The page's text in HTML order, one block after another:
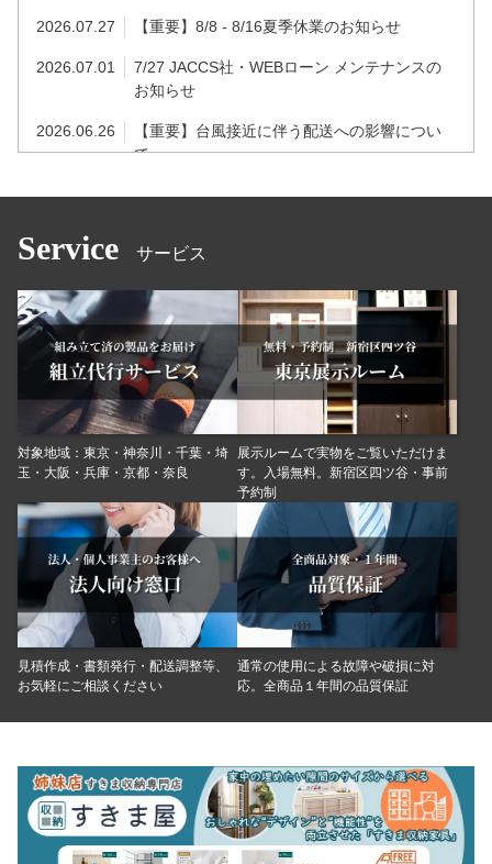
2026.07.27 【重要】8/8 - 8/16夏季休業のお知らせ
2026.07.01
7/27 JACCS社・WEBローン メンテナンスの
お知らせ
2026.06.26
【重要】台風接近に伴う配送への影響につい
て
2026.06.25 【重要】7/8 システムメンテナンスのお知らせ
2026.06.10
知らせ
2026.04.28
【重要】台風6号の接近に伴う配送への影響に
ついて
2026.04.28 5/18 PayPayメンテナンスのお知らせ
2026.04.16
【重要】ゴールデンウィークの休業のお知ら
せ
2026.01.31 2/4 システムメンテナンスについて
2026.01.22
1/27-1/30 auPayシステムメンテナンスのお知
らせ
2026.01.21 雪による配送への影響について
2026.01.19 1/21 auPAYメンテナンスのお知らせ
2025.12.09 【重要】年末年始の休業のお知らせ
2025.11.28 1/19 PayPayメンテナンスのお知らせ
2025.10.06 10/21 auPayメンテナンスのお知らせ
2025.10.06 10/06 auPayメンテナンスのお知らせ
Service サービス
対象地域：東京・神奈川・千葉・埼
玉 ・大阪・兵庫・京都・奈良
展示ルームで実物をご覧いただけま
す。
入場無料。新宿区四ツ谷・事前
予約制
見積作成・書類発行・配送調整等、
お気軽にご相談ください
通常の使用による故障や破損に対
応。 全商品１年間の品質保証